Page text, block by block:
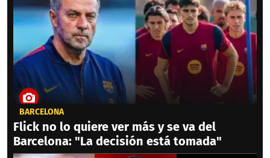
BARCELONA
Flick no lo quiere ver más y se va del
Barcelona: "La decisión está tomada"